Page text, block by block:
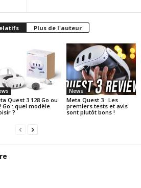
Plus de l'auteur
Quest 3 128 Go ou
Go : quel modèle
?
News
Meta Quest 3 : Les
premiers tests et avis
sont plutôt bons !